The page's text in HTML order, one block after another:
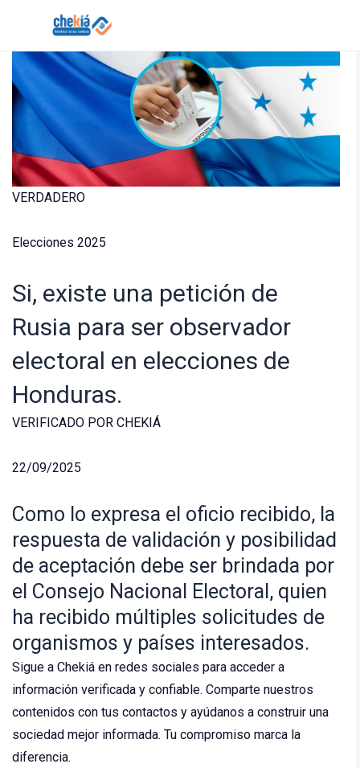
Solicitar verificación de hechos de Chekiá
VERDADERO
Elecciones 2025
Si, existe una petición de
Rusia para ser observador
electoral en elecciones de
Honduras.
VERIFICADO POR CHEKIÁ
22/09/2025
Como lo expresa el oficio recibido, la
respuesta de validación y posibilidad
de aceptación debe ser brindada por
el Consejo Nacional Electoral, quien
ha recibido múltiples solicitudes de
organismos y países interesados.
Sigue a Chekiá en redes sociales para acceder a
información verificada y confiable. Comparte nuestros
contenidos con tus contactos y ayúdanos a construir una
sociedad mejor informada. Tu compromiso marca la
diferencia.